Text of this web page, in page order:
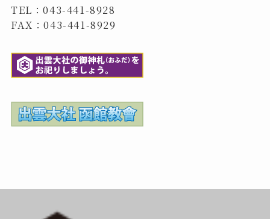
TEL：043-441-8928
FAX：043-441-8929